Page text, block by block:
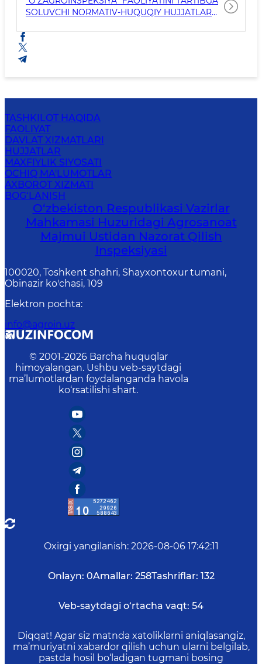
SOLUVCHI NORMATIV-HUQUQIY HUJJATLAR
TASHKILOT HAQIDA
FAOLIYAT
DAVLAT XIZMATLARI
HUJJATLAR
MAXFIYLIK SIYOSATI
OCHIQ MA'LUMOTLAR
AXBOROT XIZMATI
BOG‘LANISH
O‘zbekiston Respublikasi Vazirlar
Mahkamasi Huzuridagi Agrosanoat
Majmui Ustidan Nazorat Qilish
Inspeksiyasi
100020, Toshkent shahri, Shayxontoxur tumani,
Obinazir ko'chasi, 109
Elektron pochta:
info@agroin.uz
© 2001-2026 Barcha huquqlar
himoyalangan. Ushbu veb-saytdagi
ma’lumotlardan foydalanganda havola
ko‘rsatilishi shart.
Oxirgi yangilanish: 2026-08-06 17:42:11
Onlayn: 0Amallar: 258Tashriflar: 132
Veb-saytdagi o‘rtacha vaqt: 54
Diqqat! Agar siz matnda xatoliklarni aniqlasangiz,
ma’muriyatni xabardor qilish uchun ularni belgilab,
pastda hosil bo‘ladigan tugmani bosing